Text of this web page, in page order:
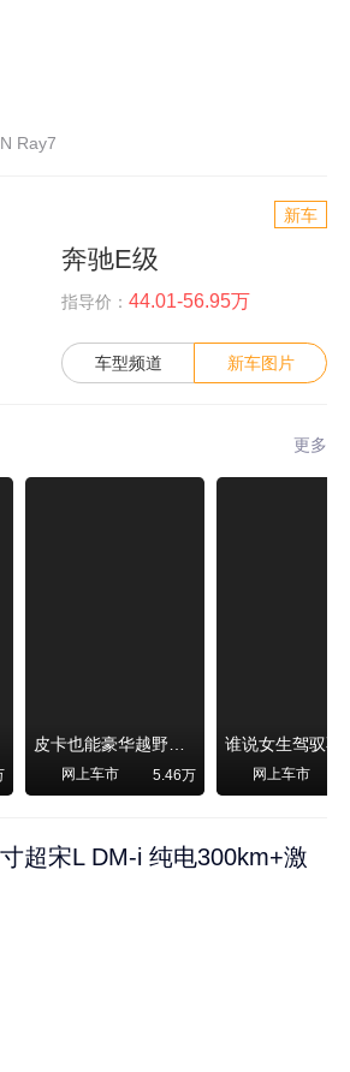
Ray7
新车
奔驰E级
指导价： 44.01-56.95万
车型频道 新车图片
更多
皮卡也能豪华越野！纵横F700上市，限时卖29.99万起
网上车市 5.46万 网上车市
超宋L DM-i 纯电300km+激